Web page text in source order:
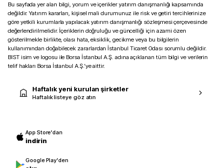
Bu sayfada yer alan bilgi, yorum ve içerikler yatırım danışmanlığı kapsamında
değildir. Yatırım kararları, kişisel mali durumunuz ile risk ve getiri tercihlerinize
göre yetkili kurumlarla yapılacak yatırım danışmanlığı sözleşmesi çerçevesinde
değerlendirilmelidir. İçeriklerin doğruluğu ve güncelliği için azami özen
gösterilmekle birlikte, olası hata, eksiklik, gecikme veya bu bilgilerin
kullanımından doğabilecek zararlardan İstanbul Ticaret Odası sorumlu değildir.
BIST isim ve logosu ile Borsa İstanbul A.Ş. adına açıklanan tüm bilgi ve verilerin
telif hakları Borsa İstanbul A.Ş.’ye aittir.
Haftalık yeni kurulan şirketler
Haftalık listeye göz atın
App Store'dan
indirin
Google Play'den